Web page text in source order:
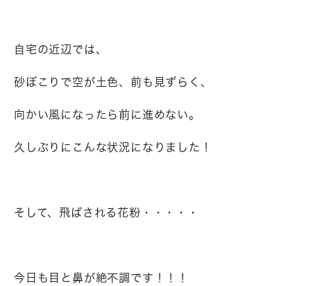
自宅の近辺では、
砂ぼこりで空が土色、前も見ずらく、
向かい風になったら前に進めない。
久しぶりにこんな状況になりました！
そして、飛ばされる花粉・・・・・
今日も目と鼻が絶不調です！！！